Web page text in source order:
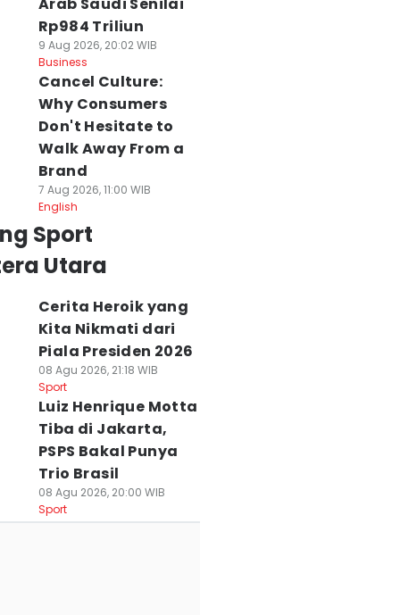
Persija 1-
Gagal
Gabungkan
Rp984 Triliun
9 Aug 2026, 20:02 WIB
Business
Cancel Culture:
Why Consumers
Don't Hesitate to
Walk Away From a
Brand
7 Aug 2026, 11:00 WIB
English
Sport
Utara
Cerita Heroik yang
Kita Nikmati dari
Piala Presiden 2026
08 Agu 2026, 21:18 WIB
Sport
Luiz Henrique Motta
Tiba di Jakarta,
PSPS Bakal Punya
Trio Brasil
08 Agu 2026, 20:00 WIB
Sport